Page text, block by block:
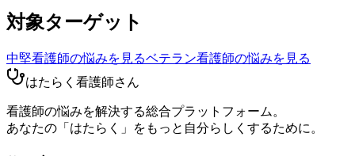
対象ターゲット
中堅看護師の悩みを見るベテラン看護師の悩みを見る
はたらく看護師さん
看護師の悩みを解決する総合プラットフォーム。
あなたの「はたらく」をもっと自分らしくするために。